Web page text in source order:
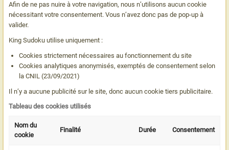
Afin de ne pas nuire à votre navigation, nous n’utilisons aucun cookie
nécessitant votre consentement. Vous n’avez donc pas de pop-up à
valider.
King Sudoku utilise uniquement :
Cookies strictement nécessaires au fonctionnement du site
Cookies analytiques anonymisés, exemptés de consentement selon
la CNIL (23/09/2021)
Il n’y a aucune publicité sur le site, donc aucun cookie tiers publicitaire.
Tableau des cookies utilisés
Nom du
cookie
Finalité Durée Consentement